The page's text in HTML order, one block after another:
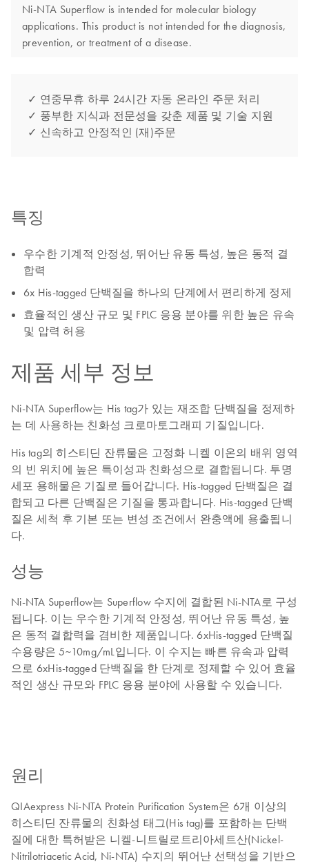
Ni-NTA Superflow is intended for molecular biology
applications. This product is not intended for the diagnosis,
prevention, or treatment of a disease.
✓ 연중무휴 하루 24시간 자동 온라인 주문 처리
✓ 풍부한 지식과 전문성을 갖춘 제품 및 기술 지원
✓ 신속하고 안정적인 (재)주문
특징
우수한 기계적 안정성, 뛰어난 유동 특성, 높은 동적 결
합력
6x His-tagged 단백질을 하나의 단계에서 편리하게 정제
효율적인 생산 규모 및 FPLC 응용 분야를 위한 높은 유속
및 압력 허용
제품 세부 정보
Ni-NTA Superflow는 His tag가 있는 재조합 단백질을 정제하
는 데 사용하는 친화성 크로마토그래피 기질입니다.
His tag의 히스티딘 잔류물은 고정화 니켈 이온의 배위 영역
의 빈 위치에 높은 특이성과 친화성으로 결합됩니다. 투명
세포 용해물은 기질로 들어갑니다. His-tagged 단백질은 결
합되고 다른 단백질은 기질을 통과합니다. His-tagged 단백
질은 세척 후 기본 또는 변성 조건에서 완충액에 용출됩니
다.
성능
Ni-NTA Superflow는 Superflow 수지에 결합된 Ni-NTA로 구성
됩니다. 이는 우수한 기계적 안정성, 뛰어난 유동 특성, 높
은 동적 결합력을 겸비한 제품입니다. 6xHis-tagged 단백질
수용량은 5~10mg/mL입니다. 이 수지는 빠른 유속과 압력
으로 6xHis-tagged 단백질을 한 단계로 정제할 수 있어 효율
적인 생산 규모와 FPLC 응용 분야에 사용할 수 있습니다.
원리
QIAexpress Ni-NTA Protein Purification System은 6개 이상의
히스티딘 잔류물의 친화성 태그(His tag)를 포함하는 단백
질에 대한 특허받은 니켈-니트릴로트리아세트산(Nickel-
Nitrilotriacetic Acid, Ni-NTA) 수지의 뛰어난 선택성을 기반으